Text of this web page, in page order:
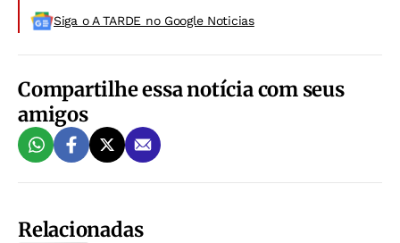
Siga o A TARDE no Google Noticias
Compartilhe essa notícia com seus
amigos
Relacionadas